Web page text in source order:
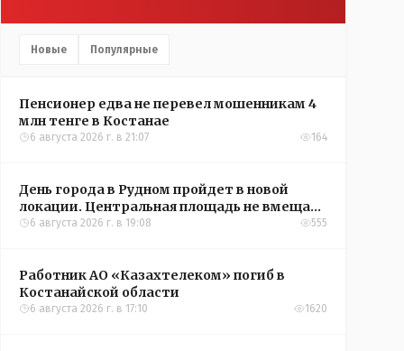
Новые Популярные
Пенсионер едва не перевел мошенникам 4
млн тенге в Костанае
6 августа 2026 г. в 21:07 164
День города в Рудном пройдет в новой
локации. Центральная площадь не вмещает
всех желающих
6 августа 2026 г. в 19:08 555
Работник АО «Казахтелеком» погиб в
Костанайской области
6 августа 2026 г. в 17:10 1620